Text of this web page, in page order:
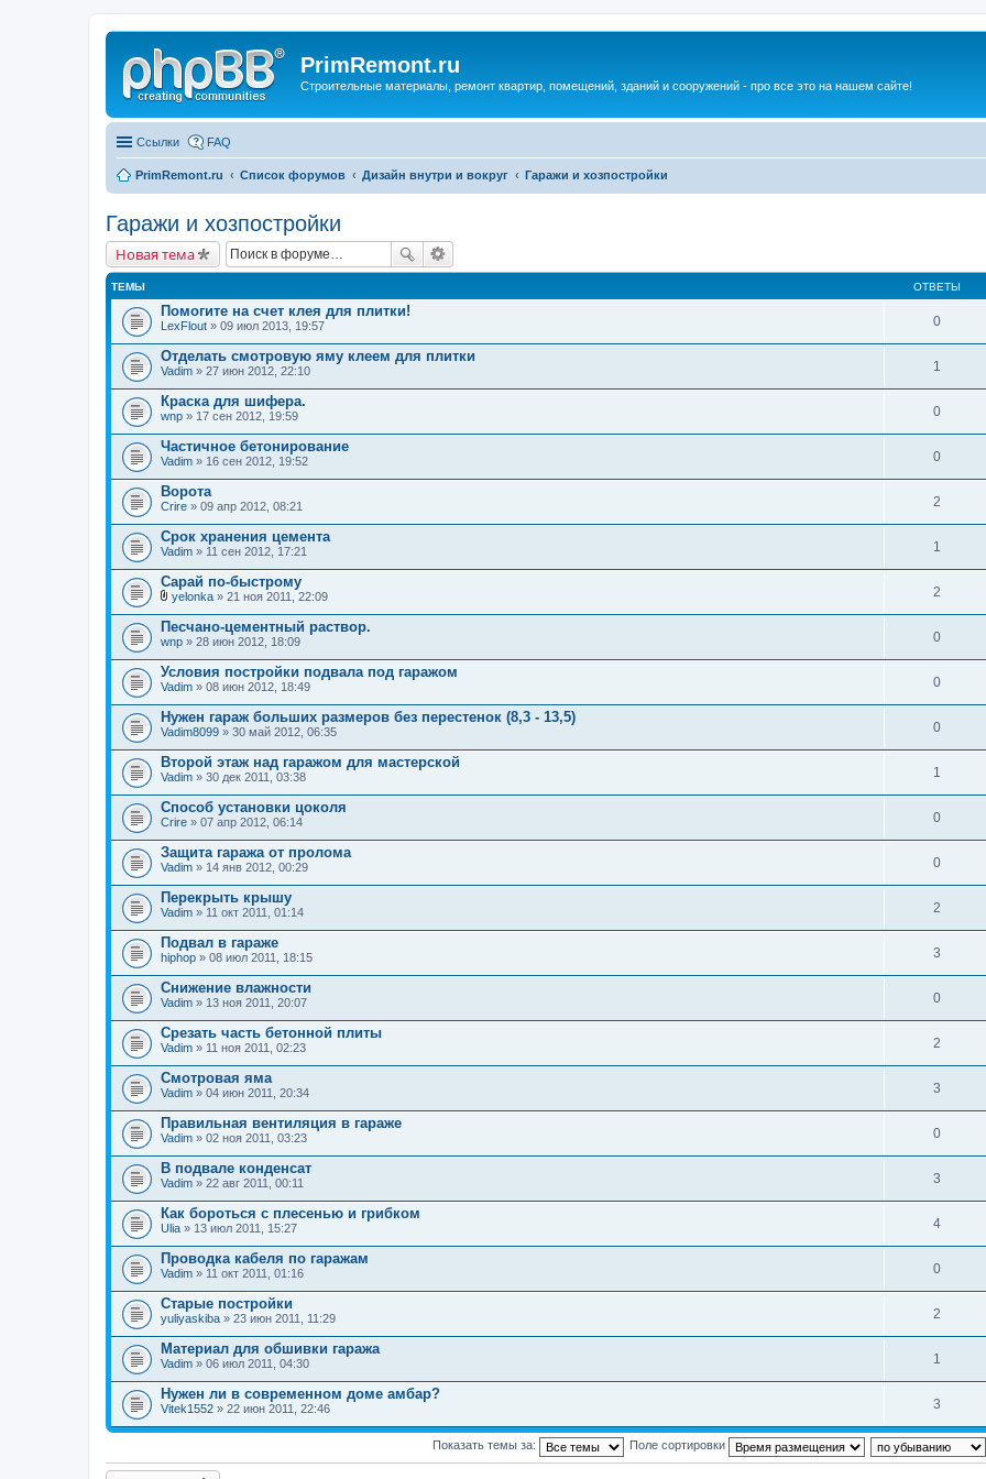
PrimRemont.ru
Строительные материалы, ремонт квартир, помещений, зданий и сооружений - про все это на нашем сайте!
Ссылки FAQ
PrimRemont.ru Список форумов Дизайн внутри и вокруг Гаражи и хозпостройки
Гаражи и хозпостройки
Новая тема
ТЕМЫ ОТВЕТЫ
Помогите на счет клея для плитки!
LexFlout » 09 июл 2013, 19:57 0
Отделать смотровую яму клеем для плитки
Vadim » 27 июн 2012, 22:10 1
Краска для шифера.
wnp » 17 сен 2012, 19:59 0
Частичное бетонирование
Vadim » 16 сен 2012, 19:52 0
Ворота
Crire » 09 апр 2012, 08:21 2
Срок хранения цемента
Vadim » 11 сен 2012, 17:21 1
Сарай по-быстрому
В
л
о
ж
е
н
и
yelonka » 21 ноя 2011, 22:09 2
Песчано-цементный раствор.
wnp » 28 июн 2012, 18:09 0
Условия постройки подвала под гаражом
Vadim » 08 июн 2012, 18:49 0
Нужен гараж больших размеров без перестенок (8,3 - 13,5)
Vadim8099 » 30 май 2012, 06:35 0
Второй этаж над гаражом для мастерской
Vadim » 30 дек 2011, 03:38 1
Способ установки цоколя
Crire » 07 апр 2012, 06:14 0
Защита гаража от пролома
Vadim » 14 янв 2012, 00:29 0
Перекрыть крышу
Vadim » 11 окт 2011, 01:14 2
Подвал в гараже
hiphop » 08 июл 2011, 18:15 3
Снижение влажности
Vadim » 13 ноя 2011, 20:07 0
Срезать часть бетонной плиты
Vadim » 11 ноя 2011, 02:23 2
Смотровая яма
Vadim » 04 июн 2011, 20:34 3
Правильная вентиляция в гараже
Vadim » 02 ноя 2011, 03:23 0
В подвале конденсат
Vadim » 22 авг 2011, 00:11 3
Как бороться с плесенью и грибком
Ulia » 13 июл 2011, 15:27 4
Проводка кабеля по гаражам
Vadim » 11 окт 2011, 01:16 0
Старые постройки
yuliyaskiba » 23 июн 2011, 11:29 2
Материал для обшивки гаража
Vadim » 06 июл 2011, 04:30 1
Нужен ли в современном доме амбар?
Vitek1552 » 22 июн 2011, 22:46 3
Показать темы за: Поле сортировки